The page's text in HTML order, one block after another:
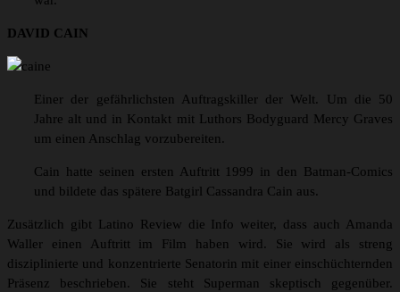
DAVID CAIN
Einer der gefährlichsten Auftragskiller der Welt. Um die 50
Jahre alt und in Kontakt mit Luthors Bodyguard Mercy Graves
um einen Anschlag vorzubereiten.
Cain hatte seinen ersten Auftritt 1999 in den Batman-Comics
und bildete das spätere Batgirl Cassandra Cain aus.
Zusätzlich gibt Latino Review die Info weiter, dass auch Amanda
Waller einen Auftritt im Film haben wird. Sie wird als streng
disziplinierte und konzentrierte Senatorin mit einer einschüchternden
Präsenz beschrieben. Sie steht Superman skeptisch gegenüber.